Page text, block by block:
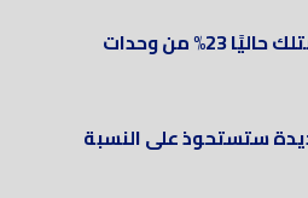
وأوضحت الشركة أنها تمتلك حاليًا 23% من وحدات
ستستحوذ على النسبة